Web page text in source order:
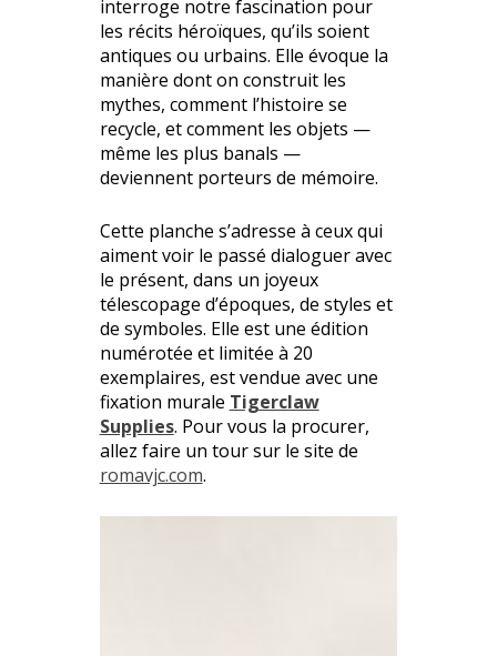
interroge notre fascination pour
les récits héroïques, qu’ils soient
antiques ou urbains. Elle évoque la
manière dont on construit les
mythes, comment l’histoire se
recycle, et comment les objets —
même les plus banals —
deviennent porteurs de mémoire.
Cette planche s’adresse à ceux qui
aiment voir le passé dialoguer avec
le présent, dans un joyeux
télescopage d’époques, de styles et
de symboles. Elle est une édition
numérotée et limitée à 20
exemplaires, est vendue avec une
fixation murale Tigerclaw
Supplies. Pour vous la procurer,
allez faire un tour sur le site de
romavjc.com.